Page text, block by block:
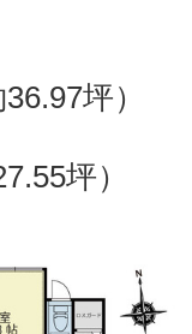
坪）
坪）